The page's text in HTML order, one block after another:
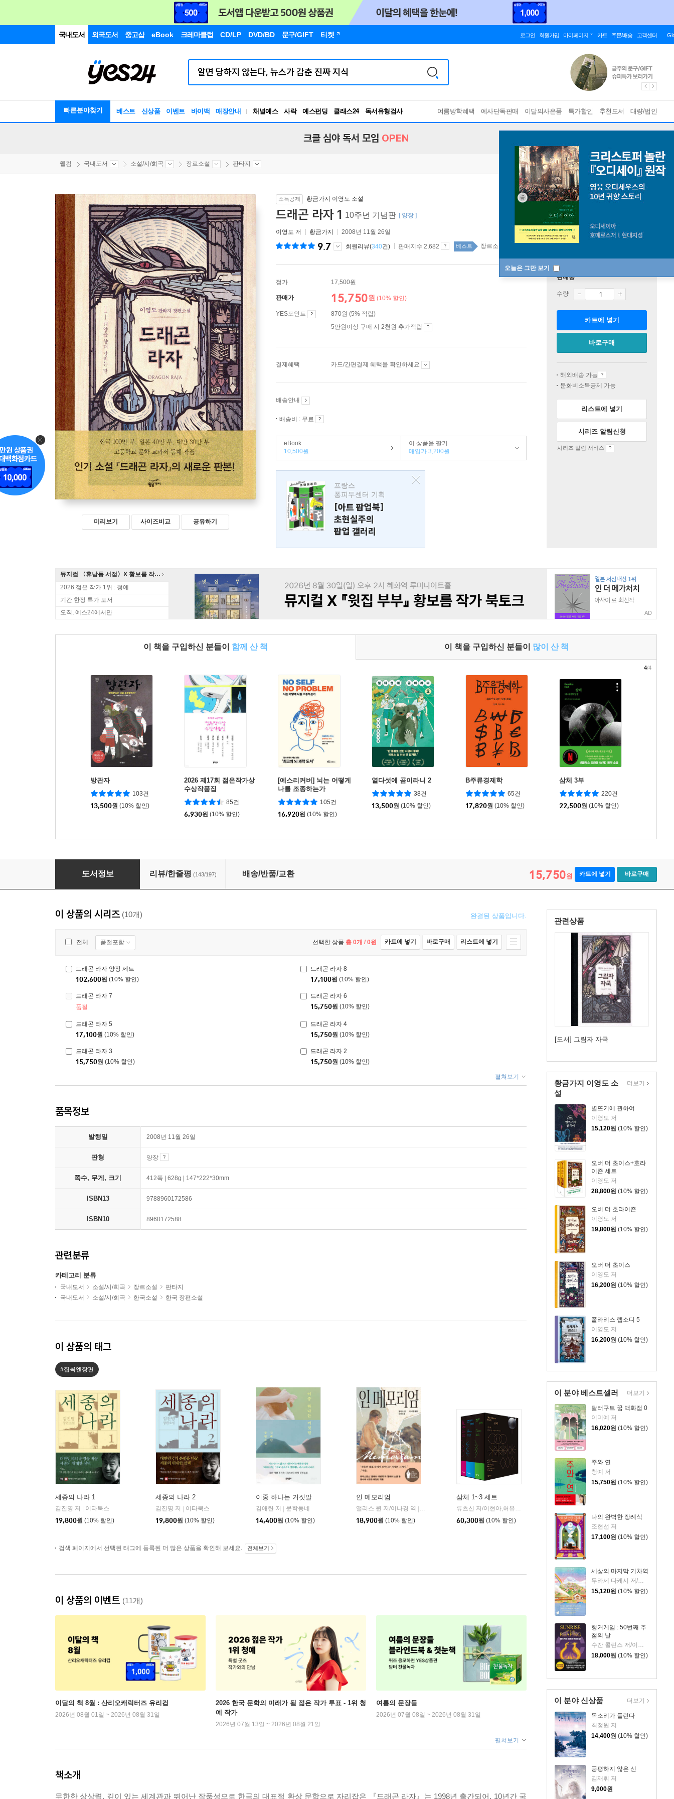
국내도서 외국도서 중고샵 eBook 크레마클럽 CD/LP DVD/BD 문구/GIFT 티켓 로그인 회원가입 마이페이지 카트 주문/배송 고객센터
빠른분야찾기 베스트 신상품 이벤트 바이백 매장안내 채널예스 사락 예스펀딩 클래스24
독서유형검사
RBTI Lab
여름방학혜택 예사단독판매 이달의사은품 특가할인 추천도서 대량/법인
오늘은 그만 보기
크클 심야 독서 모임 OPEN
웰컴 국내도서 소설/시/희곡 장르소설 판타지
미리보기 사이즈비교 공유하기
소득공제 황금가지 이영도 소설
드래곤 라자 1 10주년 기념판 [ 양장 ]
이영도 저 황금가지 2008년 11월 26일
9.7 회원리뷰(340건) 판매지수 2,682 베스트 장르소설 top100 2주
정가 17,500원
판매가 15,750원 (10% 할인)
YES포인트
870원 (5% 적립)
5만원이상 구매 시 2천원 추가적립
결제혜택 카드/간편결제 혜택을 확인하세요
배송안내
배송비 : 무료
eBook
10,500원
이 상품을 팔기
매입가 3,200원
프랑스
퐁피두센터 기획
[아트 팝업북]
초현실주의
팝업 갤러리
판매중
수량
카트에 넣기
바로구매
해외배송 가능
문화비소득공제 가능
리스트에 넣기
시리즈 알림신청
시리즈 알림 서비스
뮤지컬 〈휴남동 서점〉X 황보름 작가 북토크
2026 젊은 작가 1위 : 청예
기간 한정 특가 도서
오직, 예스24에서만
AD
이 책을 구입하신 분들이 함께 산 책 이 책을 구입하신 분들이 많이 산 책
방관자
103건
13,500원 (10% 할인)
2026 제17회 젊은작가상
수상작품집
85건
6,930원 (10% 할인)
[예스리커버] 뇌는 어떻게
나를 조종하는가
105건
16,920원 (10% 할인)
열다섯에 곰이라니 2
38건
13,500원 (10% 할인)
B주류경제학
65건
17,820원 (10% 할인)
삼체 3부
220건
22,500원 (10% 할인)
4/4
드래곤 라자 1
도서정보 리뷰/한줄평 (143/197) 배송/반품/교환 15,750원 카트에 넣기 바로구매
관련상품
[도서] 그림자 자국
황금가지 이영도 소
설
별뜨기에 관하여
이영도 저
15,120원 (10% 할인)
오버 더 초이스+호라
이즌 세트
이영도 저
28,800원 (10% 할인)
오버 더 호라이즌
이영도 저
19,800원 (10% 할인)
오버 더 초이스
이영도 저
16,200원 (10% 할인)
폴라리스 랩소디 5
이영도 저
16,200원 (10% 할인)
더보기
이 분야 베스트셀러
달러구트 꿈 백화점 0
이미예 저
16,020원 (10% 할인)
주와 연
청예 저
15,750원 (10% 할인)
나의 완벽한 장례식
조현선 저
17,100원 (10% 할인)
세상의 마지막 기차역
무라세 다케시 저/김지연 역
15,120원 (10% 할인)
헝거게임 : 50번째 추
첨의 날
수잔 콜린스 저/이원열 역
18,000원 (10% 할인)
더보기
이 분야 신상품
목소리가 들린다
최정원 저
14,400원 (10% 할인)
공평하지 않은 신
김재휘 저
9,000원
더보기
이 상품의 시리즈 (10개) 완결된 상품입니다.
전체 품절포함 선택한 상품 총 0개 / 0원 카트에 넣기 바로구매 리스트에 넣기
드래곤 라자 양장 세트
102,600원 (10% 할인)
드래곤 라자 8
17,100원 (10% 할인)
드래곤 라자 7
품절
드래곤 라자 6
15,750원 (10% 할인)
드래곤 라자 5
17,100원 (10% 할인)
드래곤 라자 4
15,750원 (10% 할인)
드래곤 라자 3
15,750원 (10% 할인)
드래곤 라자 2
15,750원 (10% 할인)
펼쳐보기
품목정보
발행일 2008년 11월 26일
판형 양장
쪽수, 무게, 크기 412쪽 | 628g | 147*222*30mm
ISBN13 9788960172586
ISBN10 8960172588
관련분류
카테고리 분류
국내도서 소설/시/희곡 장르소설
판타지
국내도서
소설/시/희곡 한국소설 한국 장편소설
이 상품의 태그
#집콕엔장편
세종의 나라 1
김진명 저
이타북스
19,800원 (10% 할인)
세종의 나라 2
김진명 저
이타북스
19,800원 (10% 할인)
이중 하나는 거짓말
김애란 저
문학동네
14,400원 (10% 할인)
인 메모리엄
앨리스 윈 저/이나경 역
다산책방
18,900원 (10% 할인)
삼체 1~3 세트
류츠신 저/이현아,허유영 공역
60,300원 (10% 할인)
검색 페이지에서 선택된 태그에 등록된 더 많은 상품을 확인해 보세요. 전체보기
이 상품의 이벤트 (11개)
이달의 책 8월 : 산리오캐릭터즈 유리컵
2026년 08월 01일 ~ 2026년 08월 31일
2026 한국 문학의 미래가 될 젊은 작가 투표 - 1위 청
예 작가
2026년 07월 13일 ~ 2026년 08월 21일
여름의 문장들
2026년 07월 08일 ~ 2026년 08월 31일
펼쳐보기
책소개
무한한 상상력, 깊이 있는 세계관과 뛰어난 작품성으로 한국의 대표적 환상 문학으로 자리잡은 『드래곤 라자』는 1998년 출간되어, 10년간 국